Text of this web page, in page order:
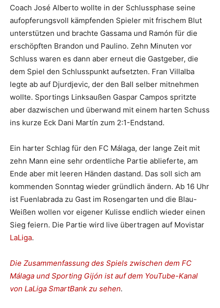
Coach José Alberto wollte in der Schlussphase seine
aufopferungsvoll kämpfenden Spieler mit frischem Blut
unterstützen und brachte Gassama und Ramón für die
erschöpften Brandon und Paulino. Zehn Minuten vor
Schluss waren es dann aber erneut die Gastgeber, die
dem Spiel den Schlusspunkt aufsetzten. Fran Villalba
legte ab auf Djurdjevic, der den Ball selber mitnehmen
wollte. Sportings Linksaußen Gaspar Campos spritzte
aber dazwischen und überwand mit einem harten Schuss
ins kurze Eck Dani Martín zum 2:1-Endstand.
Ein harter Schlag für den FC Málaga, der lange Zeit mit
zehn Mann eine sehr ordentliche Partie ablieferte, am
Ende aber mit leeren Händen dastand. Das soll sich am
kommenden Sonntag wieder gründlich ändern. Ab 16 Uhr
ist Fuenlabrada zu Gast im Rosengarten und die Blau-
Weißen wollen vor eigener Kulisse endlich wieder einen
Sieg feiern. Die Partie wird live übertragen auf Movistar
LaLiga.
Die Zusammenfassung des Spiels zwischen dem FC
Málaga und Sporting Gijón ist auf dem YouTube-Kanal
von LaLiga SmartBank zu sehen.